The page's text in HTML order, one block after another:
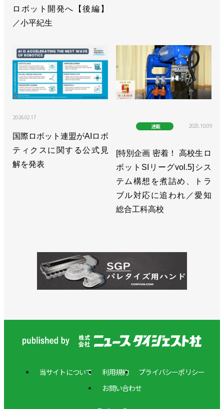
ロボット開発へ【後編】
／小平紀生
2026.02.17
国際ロボット連盟がAIロボ
ティクスに関する公式見
解を発表
連載 2025.10.09
[特別企画 密着！ 高校生ロ
ボットSIリーグvol.5]シス
テム構想を煮詰め、トラ
ブル対応に追われ／愛知
総合工科高校
当サイトについて 利用規約
プライバシーポリシー
お問い合わせ